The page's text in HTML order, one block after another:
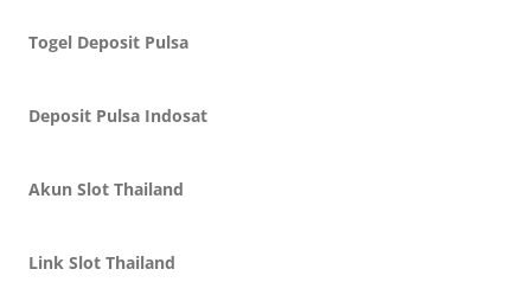
Togel Deposit Pulsa
Deposit Pulsa Indosat
Akun Slot Thailand
Link Slot Thailand